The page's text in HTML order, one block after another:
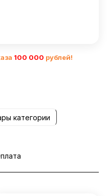
100 000 рублей!
категории